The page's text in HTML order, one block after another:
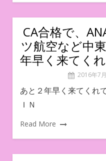
CA合格で、
ツ航空など中
年早く来てく
2016年7
あと２年早く来てくれ
ＩＮ
Read More